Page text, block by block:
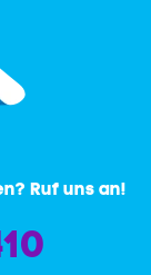
Ruf uns an!